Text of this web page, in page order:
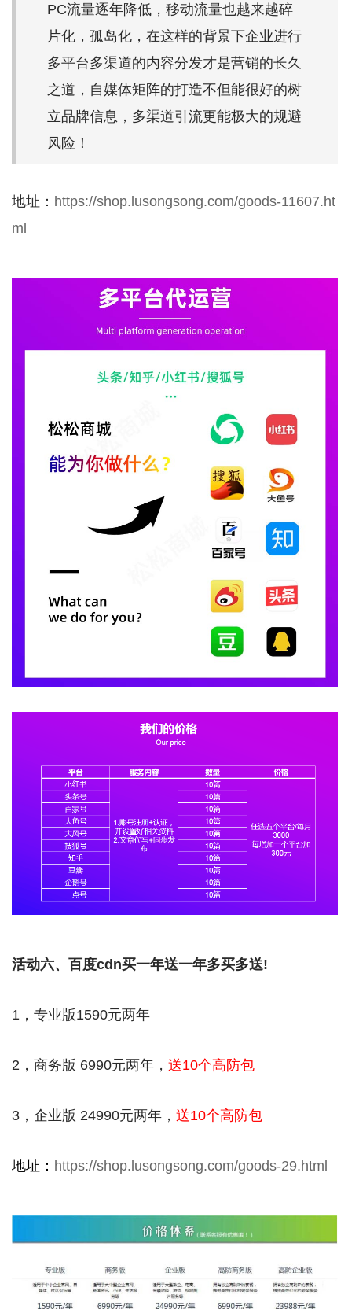
PC流量逐年降低，移动流量也越来越碎
片化，孤岛化，在这样的背景下企业进行
多平台多渠道的内容分发才是营销的长久
之道，自媒体矩阵的打造不但能很好的树
立品牌信息，多渠道引流更能极大的规避
风险！
地址： https://shop.lusongsong.com/goods-11607.ht
ml
活动六、百度cdn买一年送一年多买多送!
1，专业版1590元两年
2，商务版 6990元两年， 送10个高防包
3，企业版 24990元两年， 送10个高防包
地址： https://shop.lusongsong.com/goods-29.html